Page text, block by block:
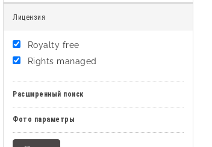
Лицензия
Royalty free
Rights managed
Расширенный поиск
Фото параметры